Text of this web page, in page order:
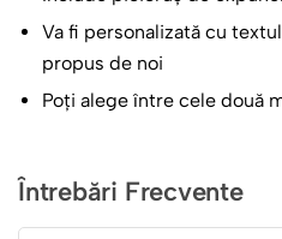
Va fi personalizată cu
propus de noi
Poți alege între cele două
Întrebări Frecvente